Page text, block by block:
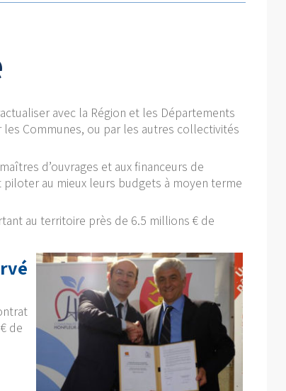
avec la Région et les Départements
Communes, ou par les autres collectivités
d’ouvrages et aux financeurs de
au mieux leurs budgets à moyen terme
au territoire près de 6.5 millions € de
de